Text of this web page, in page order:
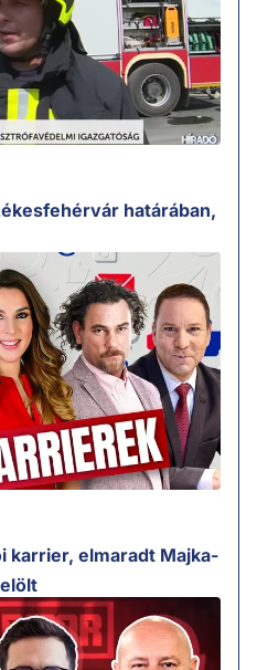
határában,
karrier, elmaradt Majka-